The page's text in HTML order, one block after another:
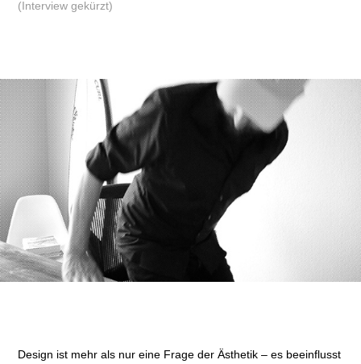
(Interview gekürzt)​​​​​​​
Design ist mehr als nur eine Frage der Ästhetik – es beeinflusst